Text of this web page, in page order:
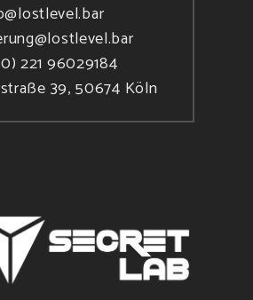
221 96029184
39, 50674 Köln